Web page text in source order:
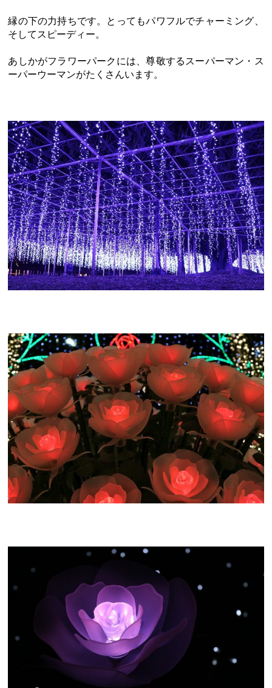
縁の下の力持ちです。とってもパワフルでチャーミング、
そしてスピーディー。
あしかがフラワーパークには、尊敬するスーパーマン・ス
ーパーウーマンがたくさんいます。